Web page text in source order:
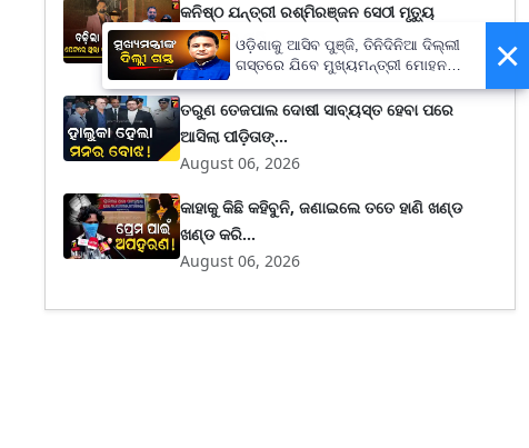
କନିଷ୍ଠ ଯନ୍ତ୍ରୀ ରଶ୍ମିରଞ୍ଜନ ସେଠୀ ମୃତ୍ୟୁ
ମାମଲାରେ ଟ୍ବି...
August 06, 2026
ତରୁଣ ତେଜପାଲ ଦୋଷୀ ସାବ୍ୟସ୍ତ ହେବା ପରେ
ଆସିଲା ପୀଡ଼ିତାଙ୍...
August 06, 2026
କାହାକୁ କିଛି କହିବୁନି, ଜଣାଇଲେ ତତେ ହାଣି ଖଣ୍ଡ
ଖଣ୍ଡ କରି...
August 06, 2026
×
ଓଡ଼ିଶାକୁ ଆସିବ ପୁଞ୍ଜି, ତିନିଦିନିଆ ଦିଲ୍ଲୀ
ଗସ୍ତରେ ଯିବେ ମୁଖ୍ୟମନ୍ତ୍ରୀ ମୋହନ